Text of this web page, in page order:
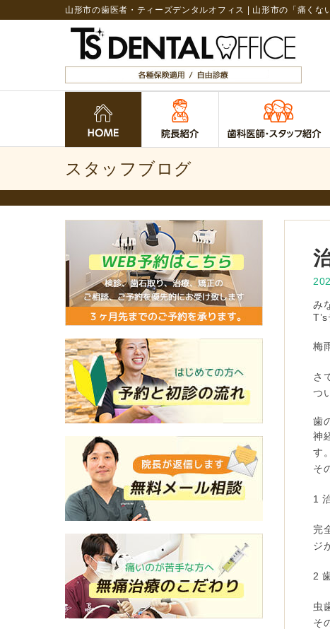
山形市の歯医者・ティーズデンタルオフィス | 山形市の「痛くな
スタッフブログ
み
梅
さ
つ
歯
神
す
そ
1
完
ジ
2
虫
そ